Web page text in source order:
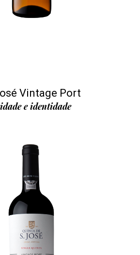
Vintage Port
e identidade